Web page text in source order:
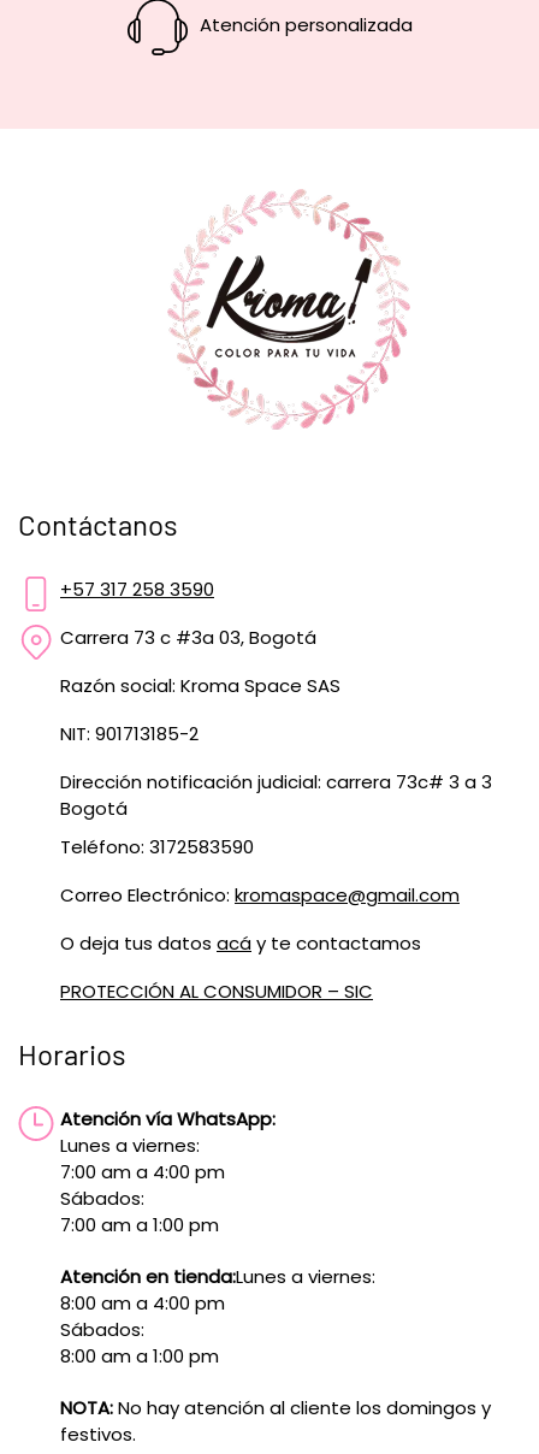
Atención personalizada
Contáctanos
+57 317 258 3590
Carrera 73 c #3a 03, Bogotá
Razón social: Kroma Space SAS
NIT: 901713185-2
Dirección notificación judicial: carrera 73c# 3 a 3
Bogotá
Teléfono: 3172583590
Correo Electrónico: kromaspace@gmail.com
O deja tus datos acáy te contactamos
PROTECCIÓN AL CONSUMIDOR – SIC
Horarios
Atención vía WhatsApp:
Lunes a viernes:
7:00 am a 4:00 pm
Sábados:
7:00 am a 1:00 pm
Atención en tienda:Lunes a viernes:
8:00 am a 4:00 pm
Sábados:
8:00 am a 1:00 pm
NOTA:No hay atención al cliente los domingos y
festivos.